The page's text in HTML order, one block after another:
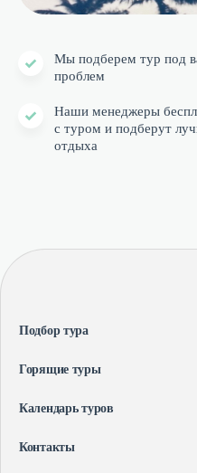
Мы подберем тур под
проблем
Наши менеджеры
с туром и подберут
отдыха
Подбор тура
Горящие туры
Календарь туров
Контакты